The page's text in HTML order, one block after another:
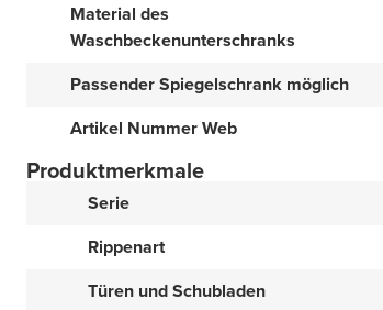
Material des
Waschbeckenunterschranks
Passender Spiegelschrank möglich
Artikel Nummer Web
Produktmerkmale
Serie
Rippenart
Türen und Schubladen